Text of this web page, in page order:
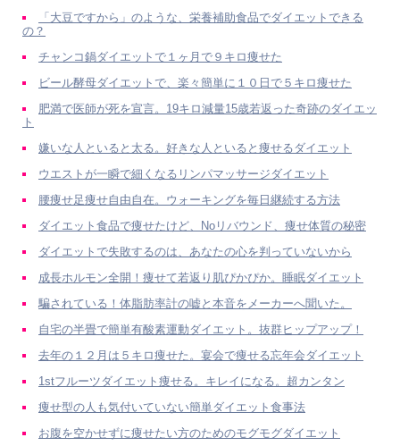
「大豆ですから」のような、栄養補助食品でダイエットできる
の？
チャンコ鍋ダイエットで１ヶ月で９キロ痩せた
ビール酵母ダイエットで、楽々簡単に１０日で５キロ痩せた
肥満で医師が死を宣言。19キロ減量15歳若返った奇跡のダイエッ
ト
嫌いな人といると太る。好きな人といると痩せるダイエット
ウエストが一瞬で細くなるリンパマッサージダイエット
腰痩せ足痩せ自由自在。ウォーキングを毎日継続する方法
ダイエット食品で痩せたけど、Noリバウンド、痩せ体質の秘密
ダイエットで失敗するのは、あなたの心を判っていないから
成長ホルモン全開！痩せて若返り肌ぴかぴか。睡眠ダイエット
騙されている！体脂肪率計の嘘と本音をメーカーへ聞いた。
自宅の半畳で簡単有酸素運動ダイエット。抜群ヒップアップ！
去年の１２月は５キロ痩せた。宴会で痩せる忘年会ダイエット
1stフルーツダイエット痩せる。キレイになる。超カンタン
痩せ型の人も気付いていない簡単ダイエット食事法
お腹を空かせずに痩せたい方のためのモグモグダイエット